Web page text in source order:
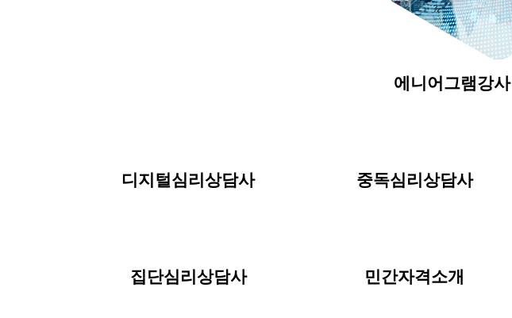
에니어그램강사
디지털심리상담사 중독심리상담사
집단심리상담사 민간자격소개